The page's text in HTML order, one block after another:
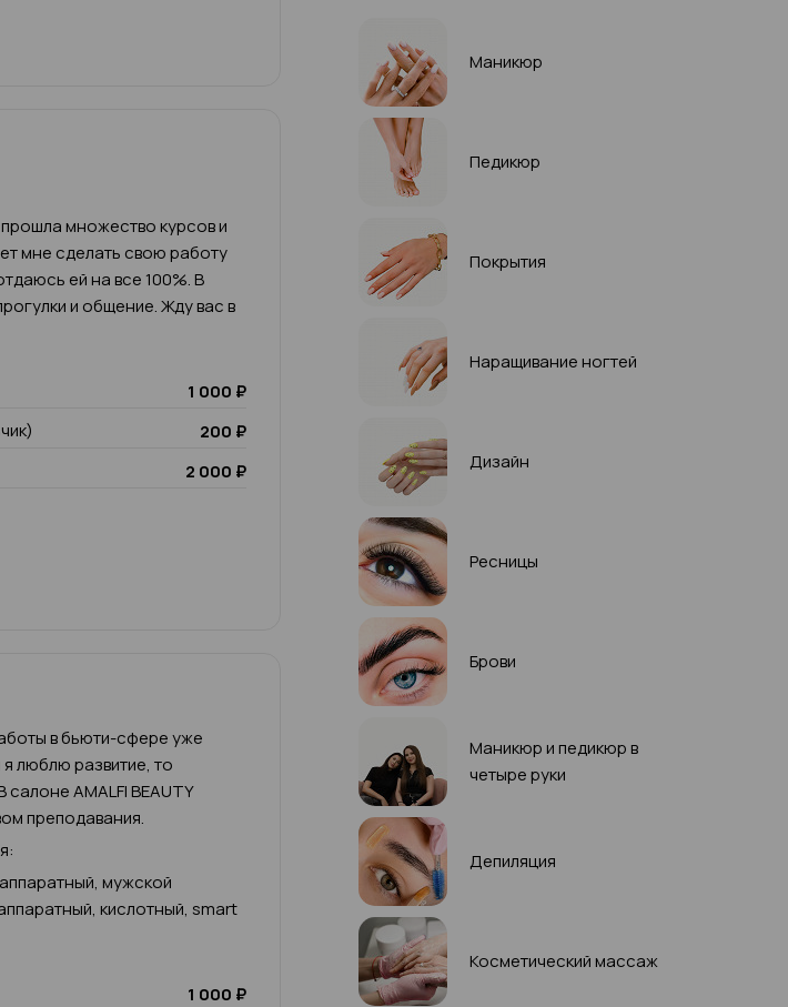
множество курсов и
мне сделать свою работу
ей на все 100%. В
и общение. Жду вас в
1 000 ₽
200 ₽
2 000 ₽
в бьюти-сфере уже
люблю развитие, то
AMALFI BEAUTY
преподавания.
мужской
кислотный, smart
1 000 ₽
Маникюр
Педикюр
Покрытия
Наращивание ногтей
Дизайн
Ресницы
Брови
Маникюр и педикюр в
четыре руки
Депиляция
Косметический массаж